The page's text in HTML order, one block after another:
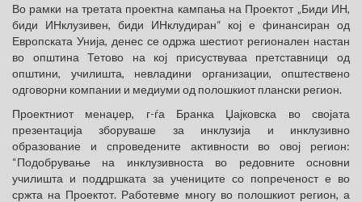
Во рамки на третата проектна кампања на Проектот „Биди ИН,
биди ИНклузивен, биди ИНклудиран“ кој е финансиран од
Европската Унија, денес се одржа шестиот регионален настан
во општина Тетово на кој присуствуваа претставници од
општини, училишта, невладини организации, општествено
одговорни компании и медиуми од полошкиот плански регион.
Проектниот менаџер, г-ѓа Бранка Џајковска во својата
презентација зборуваше за инклузија и инклузивно
образование и спроведените активности во овој регион:
“Подобрување на инклузивноста во редовните основни
училишта и поддршката за учениците со попреченост е во
сржта на Проектот. Работевме многу во полошкиот регион, а